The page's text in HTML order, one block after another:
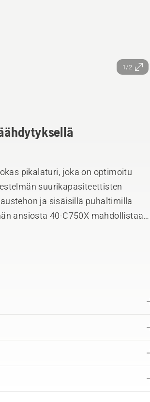
1/2
pikalaturi, joka on optimoitu
suurikapasiteettisten
ja sisäisillä puhaltimilla
ansiosta 40-C750X mahdollistaa